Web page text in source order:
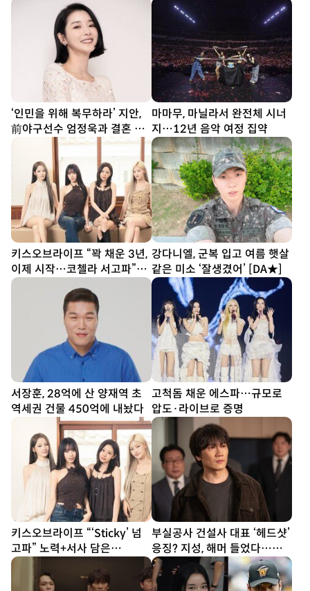
‘인민을 위해 복무하라’ 지안,
前야구선수 엄정욱과 결혼 발
표
마마무, 마닐라서 완전체 시너
지…12년 음악 여정 집약
키스오브라이프 “꽉 채운 3년,
이제 시작…코첼라 서고파”
[DA인터뷰②]
강다니엘, 군복 입고 여름 햇살
같은 미소 ‘잘생겼어’ [DA★]
서장훈, 28억에 산 양재역 초
역세권 건물 450억에 내놨다
고척돔 채운 에스파…규모로
압도·라이브로 증명
키스오브라이프 “‘Sticky’ 넘
고파” 노력+서사 담은
‘SWEAT’ [DA인터뷰①]
부실공사 건설사 대표 ‘헤드샷’
응징? 지성, 해머 들었다…대
리 통쾌 (아파트)